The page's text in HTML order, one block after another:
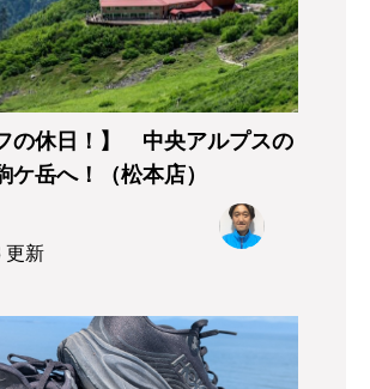
の休日！】 中央アルプスの
ケ岳へ！（松本店）
更新